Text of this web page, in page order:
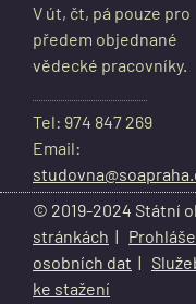
V út, čt, pá pouze pro
předem objednané
vědecké pracovníky.
Tel: 974 847 269
Email:
© 2019-2024 Státní
stránkách |
osobních dat |
ke stažení